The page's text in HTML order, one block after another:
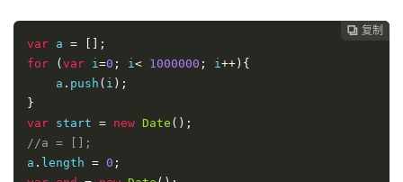
 复制
 复制
 复制
var a =
[];
for
(var i =0 ; i < 1000000 ; i ++){
    a
. push ( i );
}
var start = new Date ();
//a = [];
a . length = 0 ;